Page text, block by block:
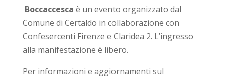
Boccaccesca è un evento organizzato dal
Comune di Certaldo in collaborazione con
Confesercenti Firenze e Claridea 2. L’ingresso
alla manifestazione è libero.
Per informazioni e aggiornamenti sul